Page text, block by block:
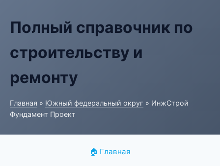
Полный справочник по
строительству и
ремонту
Главная » Южный федеральный округ » ИнжСтрой
Фундамент Проект
🏠 Главная